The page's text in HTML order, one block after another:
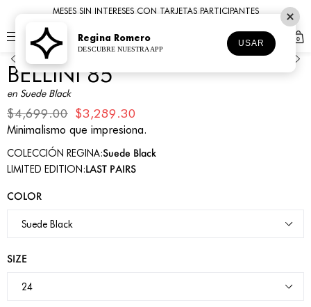
MESES SIN INTERESES CON TARJETAS PARTICIPANTES
0
1 2 3 4
BELLINI 85
en Suede Black
$4,699.00 $3,289.30
Minimalismo que impresiona.
COLECCIÓN REGINA:Suede Black
LIMITED EDITION:LAST PAIRS
COLOR
SIZE
Regina Romero
DESCUBRE NUESTRA APP
USAR